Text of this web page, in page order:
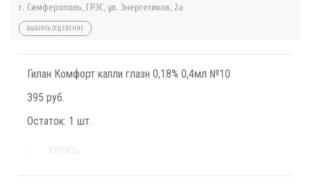
г. Симферополь, ГРЭС, ул. Энергетиков, 2а
ВЫБРАТЬ ОТДЕЛЕНИЕ
Гилан Комфорт капли глазн 0,18% 0,4мл №10
395 руб.
Остаток: 1 шт.